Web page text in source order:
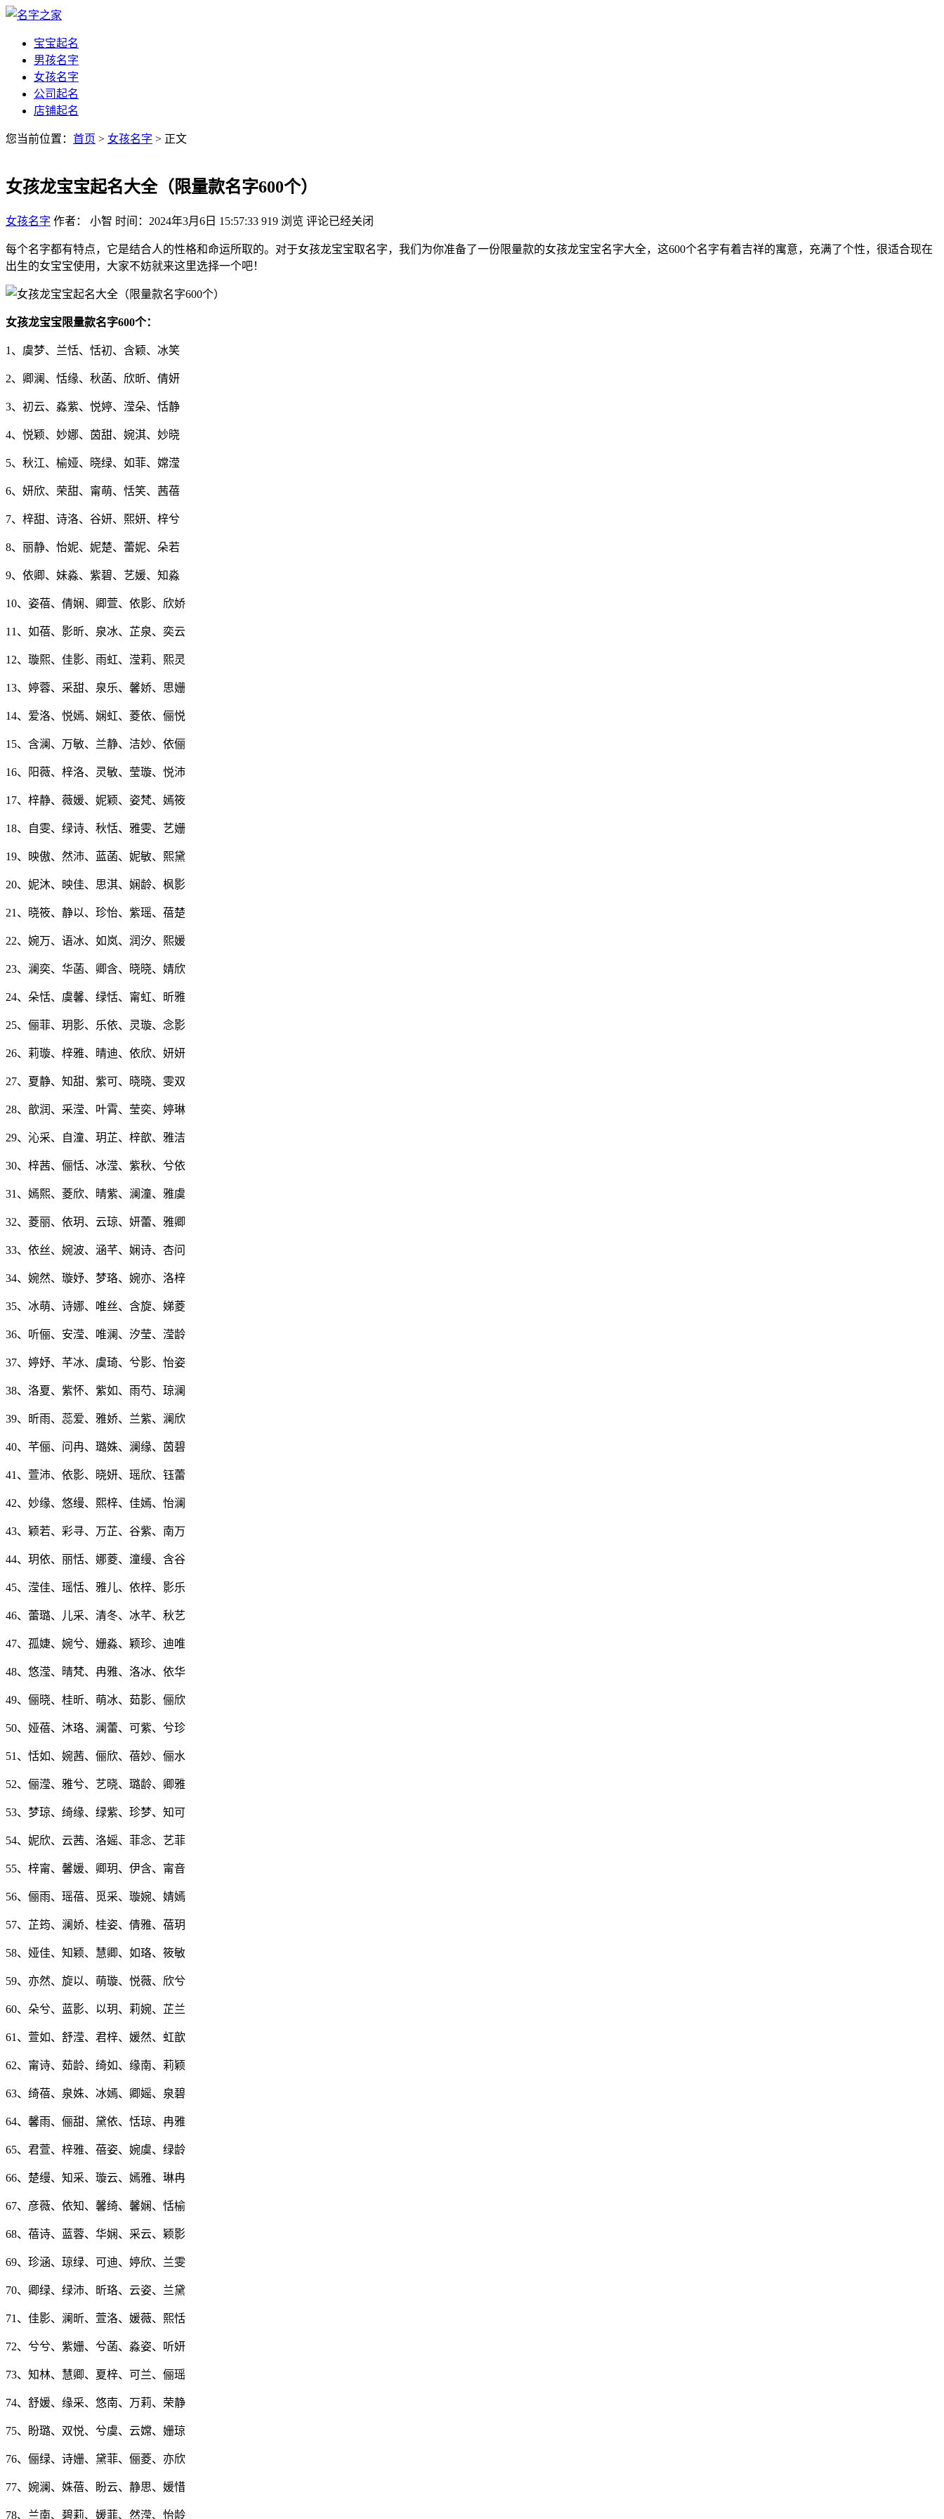
宝宝起名
男孩名字
女孩名字
公司起名
店铺起名
您当前位置： 首页 > 女孩名字 > 正文
女孩龙宝宝起名大全（限量款名字600个）
女孩名字 作者： 小智 时间：2024年3月6日 15:57:33 919 浏览 评论已经关闭
每个名字都有特点，它是结合人的性格和命运所取的。对于女孩龙宝宝取名字，我们为你准备了一份限量款的女孩龙宝宝名字大全，这600个名字有着吉祥的寓意，充满了个性，很适合现在
出生的女宝宝使用，大家不妨就来这里选择一个吧！
女孩龙宝宝限量款名字600个：
1、虞梦、兰恬、恬初、含颖、冰笑
2、卿澜、恬缘、秋菡、欣昕、倩妍
3、初云、淼紫、悦婷、滢朵、恬静
4、悦颖、妙娜、茵甜、婉淇、妙晓
5、秋江、榆娅、晓绿、如菲、嫦滢
6、妍欣、荣甜、甯萌、恬笑、茜蓓
7、梓甜、诗洛、谷妍、熙妍、梓兮
8、丽静、怡妮、妮楚、蕾妮、朵若
9、依卿、妹淼、紫碧、艺媛、知淼
10、姿蓓、倩娴、卿萱、依影、欣娇
11、如蓓、影昕、泉冰、芷泉、奕云
12、璇熙、佳影、雨虹、滢莉、熙灵
13、婷蓉、采甜、泉乐、馨娇、思姗
14、爱洛、悦嫣、娴虹、菱依、俪悦
15、含澜、万敏、兰静、洁妙、依俪
16、阳薇、梓洛、灵敏、莹璇、悦沛
17、梓静、薇媛、妮颖、姿梵、嫣筱
18、自雯、绿诗、秋恬、雅雯、艺姗
19、映傲、然沛、蓝菡、妮敏、熙黛
20、妮沐、映佳、思淇、娴龄、枫影
21、晓筱、静以、珍怡、紫瑶、蓓楚
22、婉万、语冰、如岚、润汐、熙媛
23、澜奕、华菡、卿含、晓晓、婧欣
24、朵恬、虞馨、绿恬、甯虹、昕雅
25、俪菲、玥影、乐依、灵璇、念影
26、莉璇、梓雅、晴迪、依欣、妍妍
27、夏静、知甜、紫可、晓晓、雯双
28、歆润、采滢、叶霄、莹奕、婷琳
29、沁采、自潼、玥芷、梓歆、雅洁
30、梓茜、俪恬、冰滢、紫秋、兮依
31、嫣熙、菱欣、晴紫、澜潼、雅虞
32、菱丽、依玥、云琼、妍蕾、雅卿
33、依丝、婉波、涵芊、娴诗、杏问
34、婉然、璇妤、梦珞、婉亦、洛梓
35、冰萌、诗娜、唯丝、含旋、娣菱
36、听俪、安滢、唯澜、汐莹、滢龄
37、婷妤、芊冰、虞琦、兮影、怡姿
38、洛夏、紫怀、紫如、雨芍、琼澜
39、昕雨、蕊爱、雅娇、兰紫、澜欣
40、芊俪、问冉、璐姝、澜缘、茵碧
41、萱沛、依影、晓妍、瑶欣、钰蕾
42、妙缘、悠缦、熙梓、佳嫣、怡澜
43、颖若、彩寻、万芷、谷紫、南万
44、玥依、丽恬、娜菱、潼缦、含谷
45、滢佳、瑶恬、雅儿、依梓、影乐
46、蕾璐、儿采、清冬、冰芊、秋艺
47、孤婕、婉兮、姗淼、颖珍、迪唯
48、悠滢、晴梵、冉雅、洛冰、依华
49、俪晓、桂昕、萌冰、茹影、俪欣
50、娅蓓、沐珞、澜蕾、可紫、兮珍
51、恬如、婉茜、俪欣、蓓妙、俪水
52、俪滢、雅兮、艺晓、璐龄、卿雅
53、梦琼、绮缘、绿紫、珍梦、知可
54、妮欣、云茜、洛媱、菲念、艺菲
55、梓甯、馨媛、卿玥、伊含、甯音
56、俪雨、瑶蓓、觅采、璇婉、婧嫣
57、芷筠、澜娇、桂姿、倩雅、蓓玥
58、娅佳、知颖、慧卿、如珞、筱敏
59、亦然、旋以、萌璇、悦薇、欣兮
60、朵兮、蓝影、以玥、莉婉、芷兰
61、萱如、舒滢、君梓、媛然、虹歆
62、甯诗、茹龄、绮如、缘南、莉颖
63、绮蓓、泉姝、冰嫣、卿媱、泉碧
64、馨雨、俪甜、黛依、恬琼、冉雅
65、君萱、梓雅、蓓姿、婉虞、绿龄
66、楚缦、知采、璇云、嫣雅、琳冉
67、彦薇、依知、馨绮、馨娴、恬榆
68、蓓诗、蓝蓉、华娴、采云、颖影
69、珍涵、琼绿、可迪、婷欣、兰雯
70、卿绿、绿沛、昕珞、云姿、兰黛
71、佳影、澜昕、萱洛、媛薇、熙恬
72、兮兮、紫姗、兮菡、淼姿、听妍
73、知林、慧卿、夏梓、可兰、俪瑶
74、舒媛、缘采、悠南、万莉、荣静
75、盼璐、双悦、兮虞、云嫦、姗琼
76、俪绿、诗姗、黛菲、俪菱、亦欣
77、婉澜、姝蓓、盼云、静思、媛惜
78、兰南、碧莉、媛菲、然滢、怡龄